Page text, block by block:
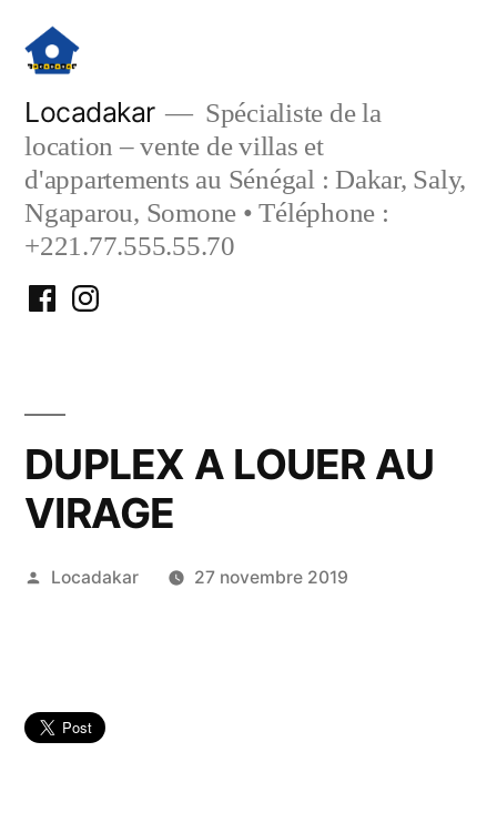
contenu
Locadakar
Spécialiste de la
location – vente de villas et
d'appartements au Sénégal : Dakar, Saly,
Ngaparou, Somone • Téléphone :
+221.77.555.55.70
FacebookInstagram
DUPLEX A LOUER AU
VIRAGE
Publié
Locadakar 27 novembre 2019